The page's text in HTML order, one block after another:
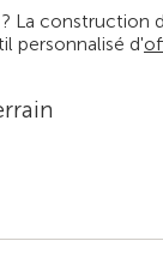
La
personnalisé d'